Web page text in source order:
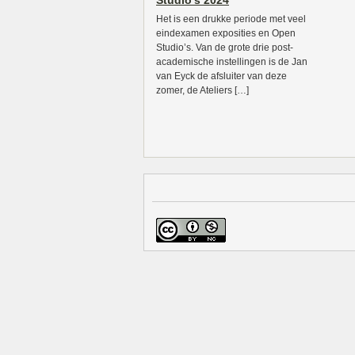
Het is een drukke periode met veel
eindexamen exposities en Open
Studio’s. Van de grote drie post-
academische instellingen is de Jan
van Eyck de afsluiter van deze
zomer, de Ateliers […]